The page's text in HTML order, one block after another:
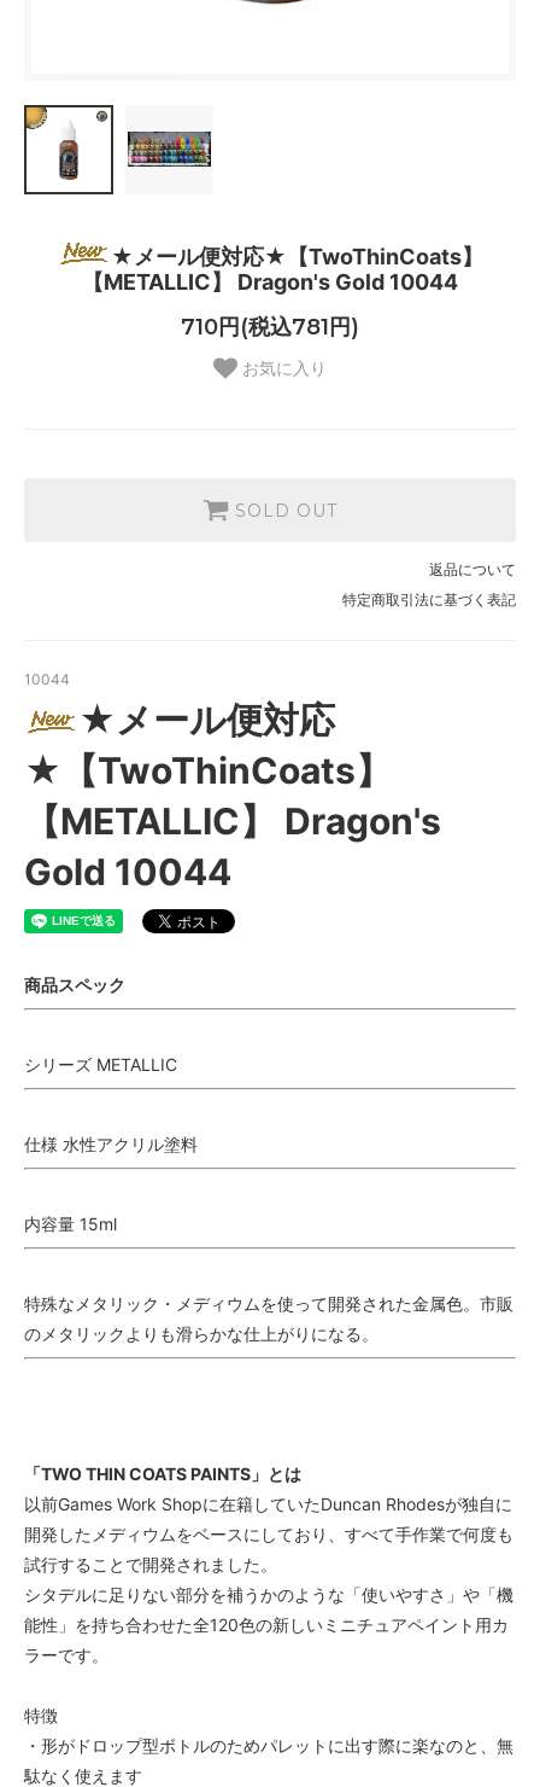
★メール便対応★【TwoThinCoats】
【METALLIC】 Dragon's Gold 10044
710円(税込781円)
お気に入り
SOLD OUT
返品について
特定商取引法に基づく表記
10044
★メール便対応
★【TwoThinCoats】
【METALLIC】 Dragon's
Gold 10044
商品スペック
シリーズ METALLIC
仕様 水性アクリル塗料
内容量 15ml
特殊なメタリック・メディウムを使って開発された金属色。市販
のメタリックよりも滑らかな仕上がりになる。
「TWO THIN COATS PAINTS」とは
以前Games Work Shopに在籍していたDuncan Rhodesが独自に
開発したメディウムをベースにしており、すべて手作業で何度も
試行することで開発されました。
シタデルに足りない部分を補うかのような「使いやすさ」や「機
能性」を持ち合わせた全120色の新しいミニチュアペイント用カ
ラーです。
特徴
・形がドロップ型ボトルのためパレットに出す際に楽なのと、無
駄なく使えます